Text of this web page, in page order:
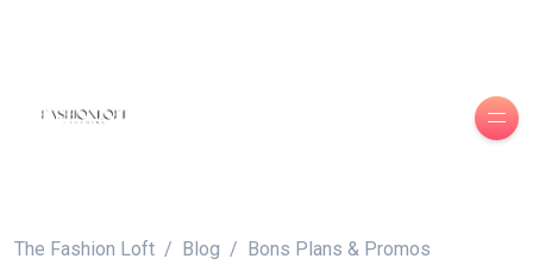
The Fashion Loft Blog
Bons Plans & Promos